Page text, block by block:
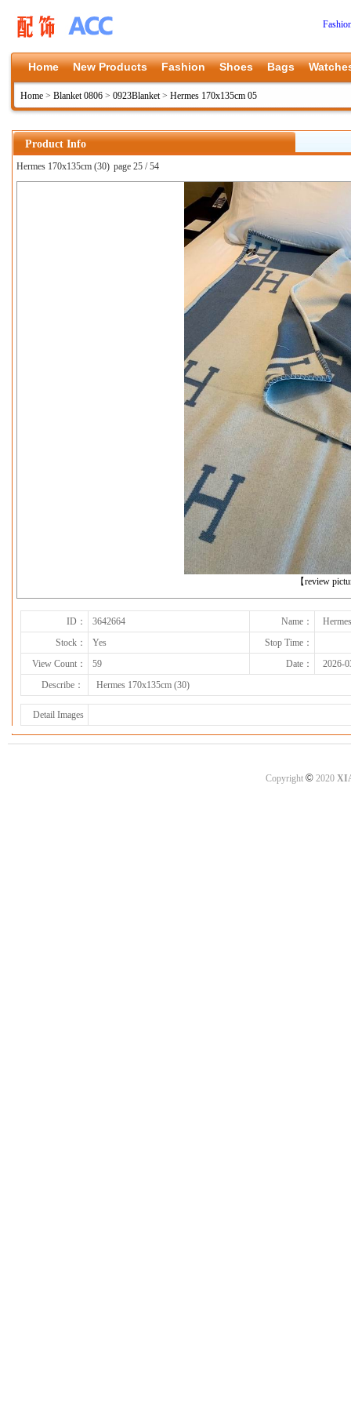
Home New Products Fashion Shoes Bags
Home > Blanket 0806 > 0923Blanket> Hermes 170x135cm 05
Product Info
Hermes 170x135cm (30) page 25 / 54
【review
下一张
ID： 3642664 Name：
Stock：
Yes
Stop Time：
View Count：
59 Date：
2026-
Describe：
Hermes 170x135cm (30)
Detail Images
Copyright ©2020